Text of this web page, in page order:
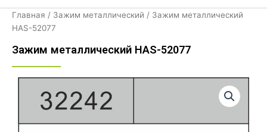
Главная / Зажим металлический / Зажим металлический
HAS-52077
Зажим металлический HAS-52077